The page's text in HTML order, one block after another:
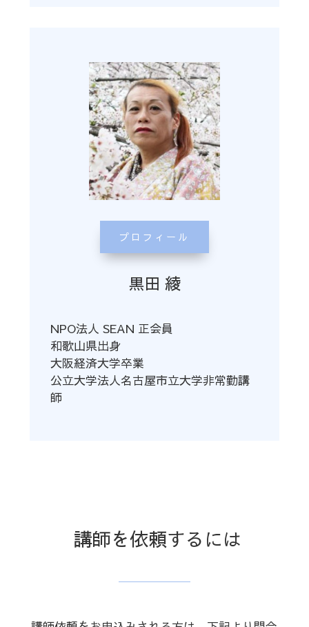
プロフィール
黒田 綾
NPO法人 SEAN 正会員
和歌山県出身
大阪経済大学卒業
公立大学法人名古屋市立大学非常勤講
師
講師を依頼するには